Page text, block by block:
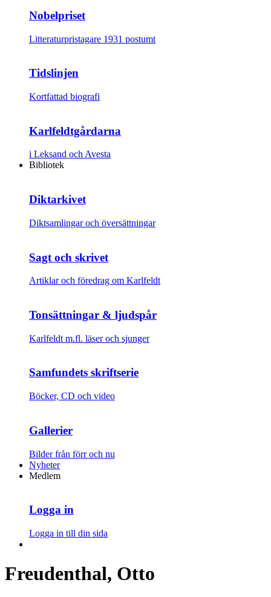
Nobelpriset
Litteraturpristagare 1931 postumt
Tidslinjen
Kortfattad biografi
Karlfeldtgårdarna
i Leksand och Avesta
Bibliotek
Diktarkivet
Diktsamlingar och översättningar
Sagt och skrivet
Artiklar och föredrag om Karlfeldt
Tonsättningar & ljudspår
Karlfeldt m.fl. läser och sjunger
Samfundets skriftserie
Böcker, CD och video
Gallerier
Bilder från förr och nu
Nyheter
Medlem
Logga in
Logga in till din sida
Freudenthal, Otto